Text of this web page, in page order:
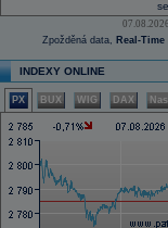
Zpožděná data, Real-
INDEXY ONLINE
PX BUX WIG DAX